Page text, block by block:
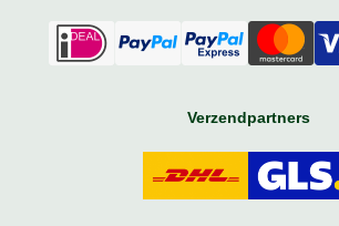
Verzendpartners